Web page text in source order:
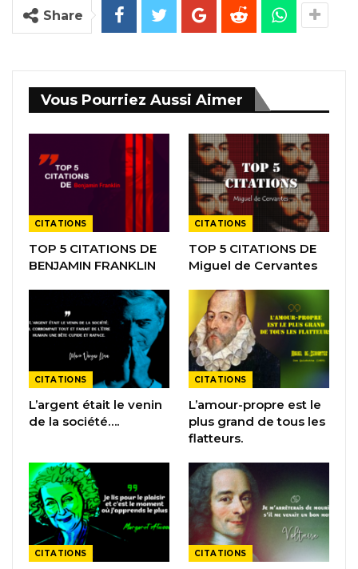
Share
Vous Pourriez Aussi Aimer
CITATIONS
TOP 5 CITATIONS DE
BENJAMIN FRANKLIN
CITATIONS
TOP 5 CITATIONS DE
Miguel de Cervantes
CITATIONS
L’argent était le venin
de la société….
CITATIONS
L’amour-propre est le
plus grand de tous les
flatteurs.
CITATIONS CITATIONS